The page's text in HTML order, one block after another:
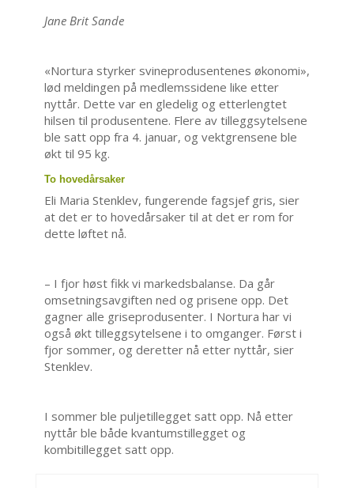
Jane Brit Sande
«Nortura styrker svineprodusentenes økonomi»,
lød meldingen på medlemssidene like etter
nyttår. Dette var en gledelig og etterlengtet
hilsen til produsentene. Flere av tilleggsytelsene
ble satt opp fra 4. januar, og vektgrensene ble
økt til 95 kg.
To hovedårsaker
Eli Maria Stenklev, fungerende fagsjef gris, sier
at det er to hovedårsaker til at det er rom for
dette løftet nå.
– I fjor høst fikk vi markedsbalanse. Da går
omsetningsavgiften ned og prisene opp. Det
gagner alle griseprodusenter. I Nortura har vi
også økt tilleggsytelsene i to omganger. Først i
fjor sommer, og deretter nå etter nyttår, sier
Stenklev.
I sommer ble puljetillegget satt opp. Nå etter
nyttår ble både kvantumstillegget og
kombitillegget satt opp.